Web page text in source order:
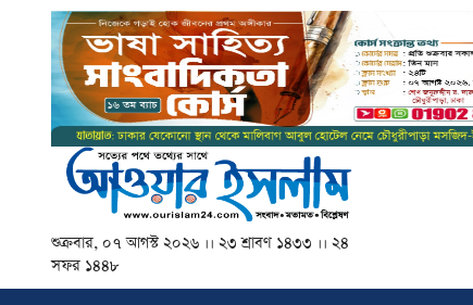
শুক্রবার, ০৭ আগস্ট ২০২৬ ।। ২৩ শ্রাবণ ১৪৩৩ ।। ২৪
সফর ১৪৪৮